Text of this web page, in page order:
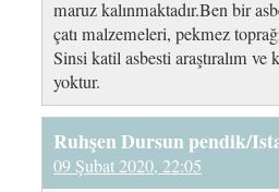
maruz kalınmaktadır.Ben bir
çatı malzemeleri, pekmez
Sinsi katil asbesti araştıralım
yoktur.
Ruhşen Dursun pendik/
09 Şubat 2020, 22:05